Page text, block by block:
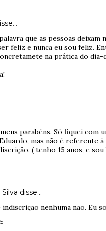
que as pessoas deixam
feliz e nunca eu sou feliz.
na prática do dia-
parabéns. Só fiquei com
mas não é referente
( tenho 15 anos, e
disse…
indiscrição nenhuma não. Eu